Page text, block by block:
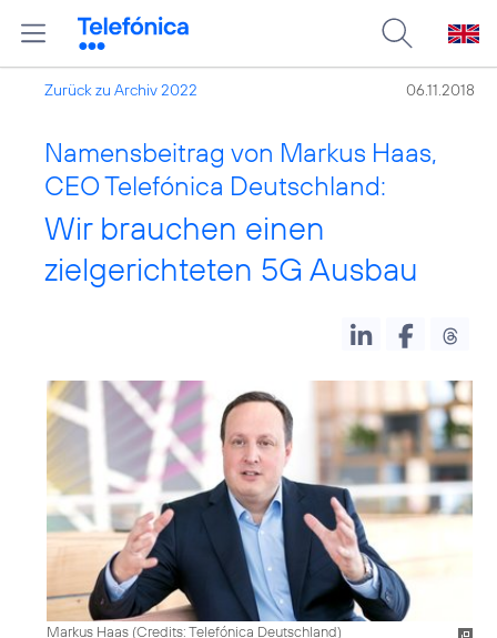
Zurück zu Archiv 2022 06.11.2018
Namensbeitrag von Markus Haas,
CEO Telefónica Deutschland:
Wir brauchen einen
zielgerichteten 5G Ausbau
Markus Haas (Credits: Telefónica Deutschland)